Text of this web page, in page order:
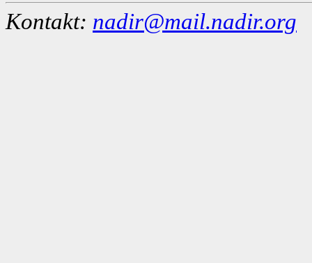
Kontakt: nadir@mail.nadir.org